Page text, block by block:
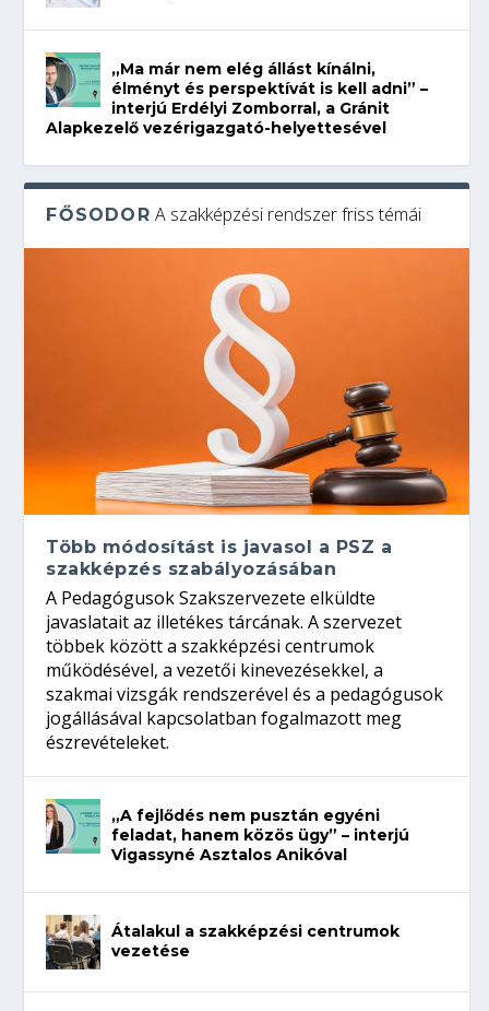
„Ma már nem elég állást kínálni,
élményt és perspektívát is kell adni” –
interjú Erdélyi Zomborral, a Gránit
Alapkezelő vezérigazgató-helyettesével
FŐSODOR A szakképzési rendszer friss témái
Több módosítást is javasol a PSZ a
szakképzés szabályozásában
A Pedagógusok Szakszervezete elküldte
javaslatait az illetékes tárcának. A szervezet
többek között a szakképzési centrumok
működésével, a vezetői kinevezésekkel, a
szakmai vizsgák rendszerével és a pedagógusok
jogállásával kapcsolatban fogalmazott meg
észrevételeket.
„A fejlődés nem pusztán egyéni
feladat, hanem közös ügy” – interjú
Vigassyné Asztalos Anikóval
Átalakul a szakképzési centrumok
vezetése